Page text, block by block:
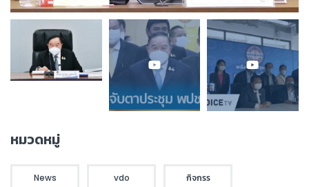
หมวดหมู่
News vdo กิจกรร